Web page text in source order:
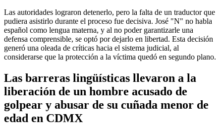
Las autoridades lograron detenerlo, pero la falta de un traductor que
pudiera asistirlo durante el proceso fue decisiva. José "N" no habla
español como lengua materna, y al no poder garantizarle una
defensa comprensible, se optó por dejarlo en libertad. Esta decisión
generó una oleada de críticas hacia el sistema judicial, al
considerarse que la protección a la víctima quedó en segundo plano.
Las barreras lingüísticas llevaron a la
liberación de un hombre acusado de
golpear y abusar de su cuñada menor de
edad en CDMX